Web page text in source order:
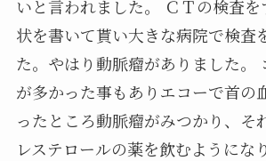
いと言われました。 ＣＴの検査
状を書いて貰い大きな病院で検査
た。やはり動脈瘤がありました。
が多かった事もありエコーで首の
ったところ動脈瘤がみつかり、そ
レステロールの薬を飲むようにな